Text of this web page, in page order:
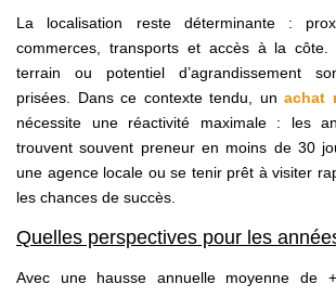
La localisation reste déterminante :
commerces, transports et accès à la côte.
terrain ou potentiel d’agrandissement
prisées. Dans ce contexte tendu, unachat
nécessite une réactivité maximale : les
trouvent souvent preneur en moins de 30
une agence locale ou se tenir prêt à visiter
les chances de succès.
Quelles perspectives pour les
Avec une hausse annuelle moyenne de